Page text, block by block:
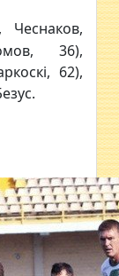
Чеснаков,
36),
62),